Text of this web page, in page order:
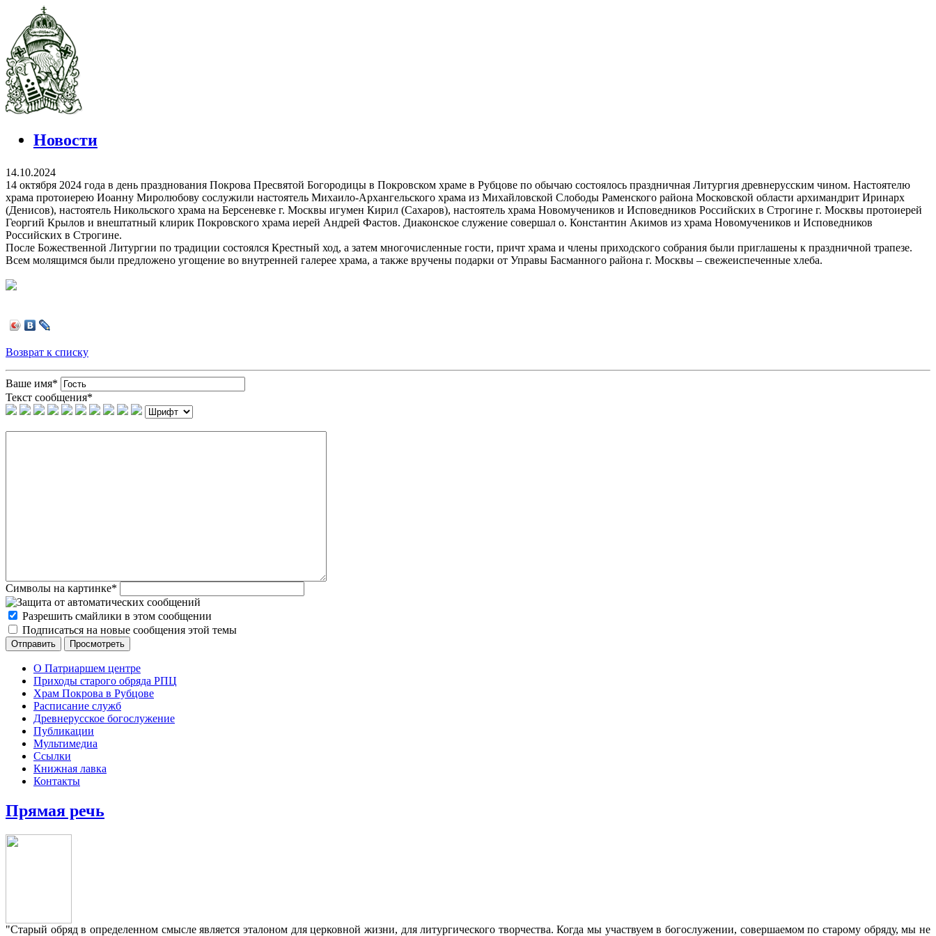
Новости
14.10.2024
14 октября 2024 года в день празднования Покрова Пресвятой Богородицы в Покровском храме в Рубцове по обычаю состоялось праздничная Литургия древнерусским чином. Настоятелю
храма протоиерею Иоанну Миролюбову сослужили настоятель Михаило-Архангельского храма из Михайловской Слободы Раменского района Московской области архимандрит Иринарх
(Денисов), настоятель Никольского храма на Берсеневке г. Москвы игумен Кирил (Сахаров), настоятель храма Новомучеников и Исповедников Российских в Строгине г. Москвы протоиерей
Георгий Крылов и внештатный клирик Покровского храма иерей Андрей Фастов. Диаконское служение совершал о. Константин Акимов из храма Новомучеников и Исповедников
Российских в Строгине.
После Божественной Литургии по традиции состоялся Крестный ход, а затем многочисленные гости, причт храма и члены приходского собрания были приглашены к праздничной трапезе.
Всем молящимся были предложено угощение во внутренней галерее храма, а также вручены подарки от Управы Басманного района г. Москвы – свежеиспеченные хлеба.
Возврат к списку
Ваше имя*
Текст сообщения*
Символы на картинке*
Разрешить смайлики в этом сообщении
Подписаться на новые сообщения этой темы
О Патриаршем центре
Приходы старого обряда РПЦ
Храм Покрова в Рубцове
Расписание служб
Древнерусское богослужение
Публикации
Мультимедиа
Ссылки
Книжная лавка
Контакты
Прямая речь
"Старый обряд в определенном смысле является эталоном для церковной жизни, для литургического творчества. Когда мы участвуем в богослужении, совершаемом по старому обряду, мы не